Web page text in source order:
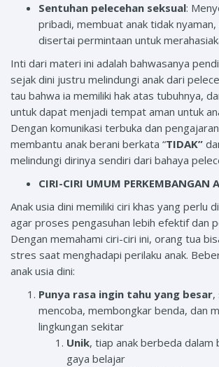
Sentuhan pelecehan seksual:
pribadi, membuat anak tidak
disertai permintaan untuk
Inti dari materi ini adalah bahwasanya
sejak dini justru melindungi anak dari
tau bahwa ia memiliki hak atas tubuhnya,
untuk dapat menjadi tempat aman untuk
Dengan komunikasi terbuka dan
membantu anak berani berkata “TIDAK”
melindungi dirinya sendiri dari bahaya
CIRI-CIRI UMUM PERKEMBANGAN
Anak usia dini memiliki ciri khas yang perlu
agar proses pengasuhan lebih efektif dan
Dengan memahami ciri-ciri ini, orang tua
stres saat menghadapi perilaku anak.
anak usia dini:
Punya rasa ingin tahu yang besar,
mencoba, membongkar benda, dan
lingkungan sekitar
Unik, tiap anak berbeda dalam
gaya belajar